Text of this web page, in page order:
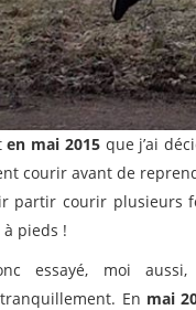
en mai 2015que j’ai
courir avant de
partir courir plusieurs
pieds !
essayé, moi
En mai